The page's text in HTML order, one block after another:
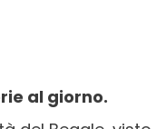
al giorno.